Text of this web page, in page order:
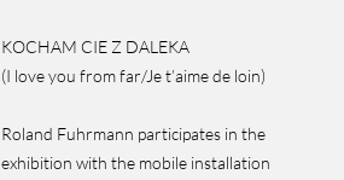
KOCHAM CIE Z DALEKA
(I love you from far/Je t’aime de loin)
Roland Fuhrmann participates in the
exhibition with the mobile installation